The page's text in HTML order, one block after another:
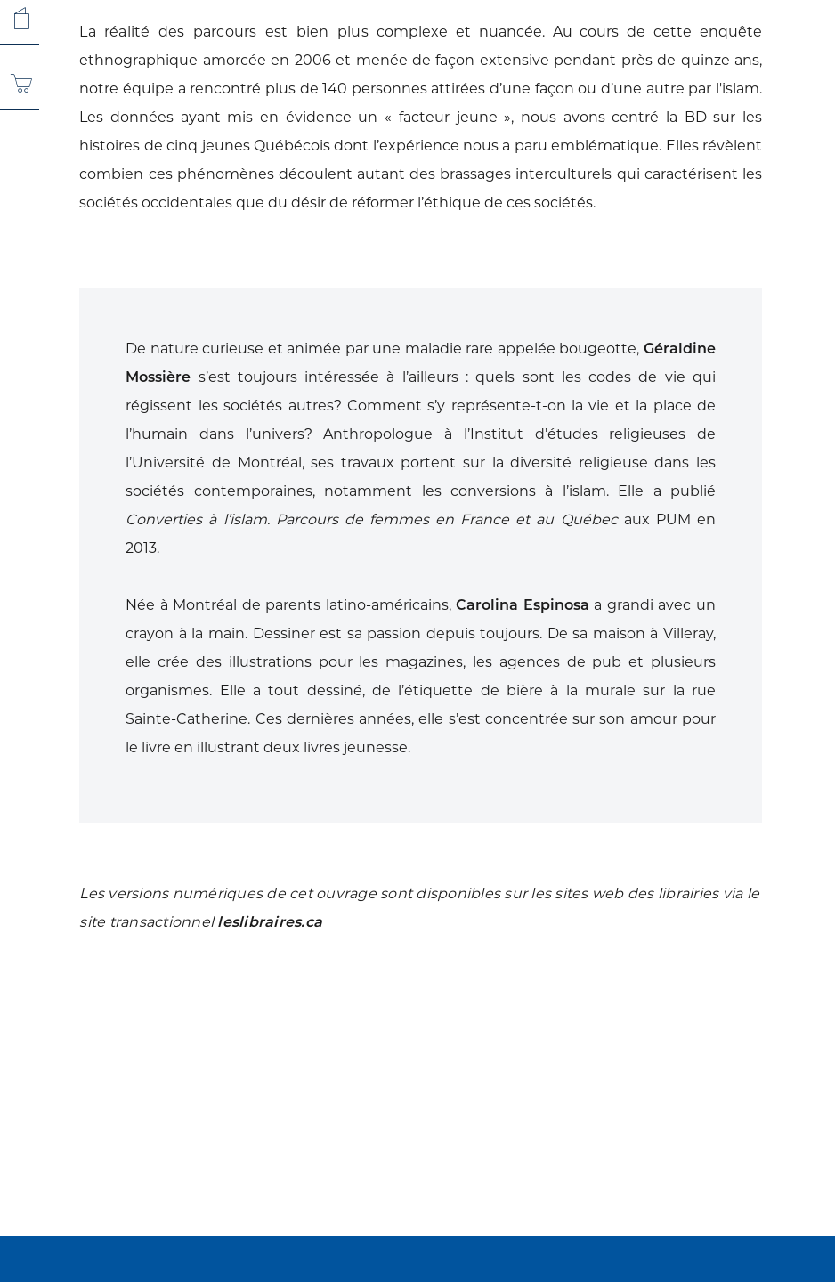
La réalité des parcours est bien plus complexe et nuancée. Au cours de cette enquête
ethnographique amorcée en 2006et menée de façon extensive pendant prèsde quinze ans,
notre équipe a rencontré plus de 140 personnes attirées d’une façon oud’une autre par l'islam.
Les données ayant mis en évidence un « facteur jeune », nous avons centré la BD sur les
histoires de cinq jeunes Québécois dont l’expérience nous a paru emblématique. Elles révèlent
combien ces phénomènes découlent autant des brassages interculturels qui caractérisent les
sociétés occidentales que du désir de réformer l’éthique de ces sociétés.
De nature curieuse et animée par une maladie rare appelée bougeotte, Géraldine
Mossière s’est toujours intéressée à l’ailleurs : quels sont les codes de vie qui
régissent les sociétés autres? Comment s’y représente-t-on lavie et la place de
l’humain dans l’univers?Anthropologue à l’Institut d’études religieuses de
l’Université de Montréal, ses travaux portent sur la diversité religieuse dans les
sociétés contemporaines, notamment les conversions à l’islam. Elle a publié
Converties à l’islam. Parcours de femmes en France et au Québec aux PUM en
2013.
Née à Montréal de parents latino-américains,Carolina Espinosa a grandi avec un
crayon à la main. Dessiner est sa passion depuistoujours. De sa maison à Villeray,
elle crée des illustrations pour les magazines, les agences de pub et plusieurs
organismes. Elle a tout dessiné, de l’étiquette de bière à la murale sur la rue
Sainte-Catherine. Ces dernières années, elle s’est concentrée surson amour pour
le livre en illustrant deux livres jeunesse.
Les versions numériques de cet ouvrage sont disponibles sur les sites web des librairies via le
site transactionnelleslibraires.ca